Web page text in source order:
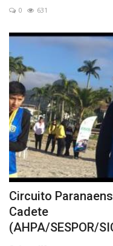
0 631
Circuito
Cadete
(AHPA/SESPOR/